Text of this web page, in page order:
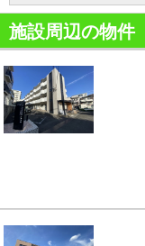
施設周辺の物件